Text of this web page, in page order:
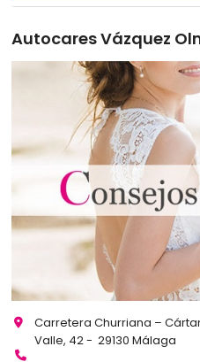
Autocares Vázquez
Carretera Churriana –
Valle, 42 - 29130 Málaga